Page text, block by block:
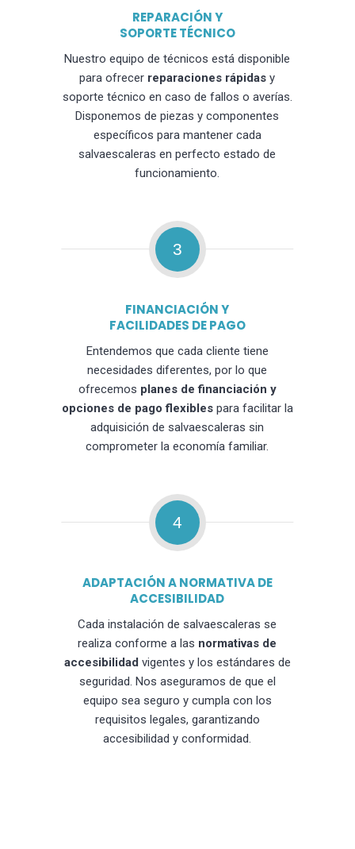
REPARACIÓN Y
SOPORTE TÉCNICO
Nuestro equipo de técnicos está disponible
para ofrecer reparaciones rápidas y
soporte técnico en caso de fallos o averías.
Disponemos de piezas y componentes
específicos para mantener cada
salvaescaleras en perfecto estado de
funcionamiento.
3
FINANCIACIÓN Y
FACILIDADES DE PAGO
Entendemos que cada cliente tiene
necesidades diferentes, por lo que
ofrecemos planes de financiación y
opciones de pago flexiblespara facilitar la
adquisición de salvaescaleras sin
comprometer la economía familiar.
4
ADAPTACIÓN A NORMATIVA DE
ACCESIBILIDAD
Cada instalación de salvaescaleras se
realiza conforme a las normativas de
accesibilidad vigentes y los estándares de
seguridad. Nos aseguramos de que el
equipo sea seguro y cumpla con los
requisitos legales, garantizando
accesibilidad y conformidad.